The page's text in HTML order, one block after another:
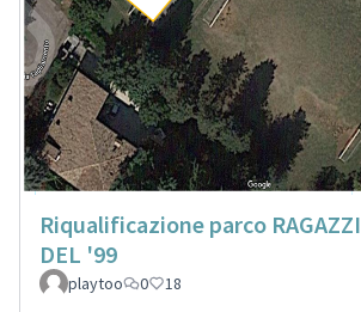
Riqualificazione parco RAGAZZI
DEL '99
playtoo 0 18